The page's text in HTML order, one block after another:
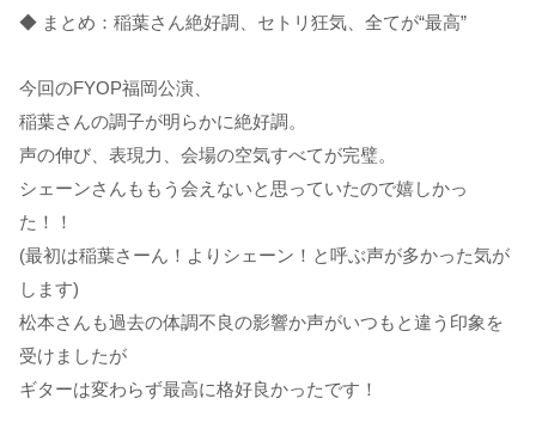
◆ まとめ：稲葉さん絶好調、セトリ狂気、全てが“最高”
今回のFYOP福岡公演、
稲葉さんの調子が明らかに絶好調。
声の伸び、表現力、会場の空気すべてが完璧。
シェーンさんももう会えないと思っていたので嬉しかっ
た！！
(最初は稲葉さーん！よりシェーン！と呼ぶ声が多かった気が
します)
松本さんも過去の体調不良の影響か声がいつもと違う印象を
受けましたが
ギターは変わらず最高に格好良かったです！